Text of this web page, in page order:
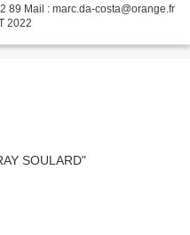
89 Mail : marc.da-costa@orange.fr
2022